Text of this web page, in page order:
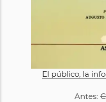
El público, la
Antes: